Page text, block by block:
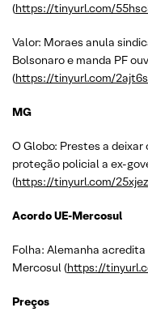
(https://tinyurl.com/
Valor: Moraes anula
Bolsonaro e manda PF
(https://tinyurl.com/
MG
O Globo: Prestes a
proteção policial a ex-
(https://tinyurl.com/
Acordo UE-Mercosul
Folha: Alemanha
Mercosul (https://
Preços